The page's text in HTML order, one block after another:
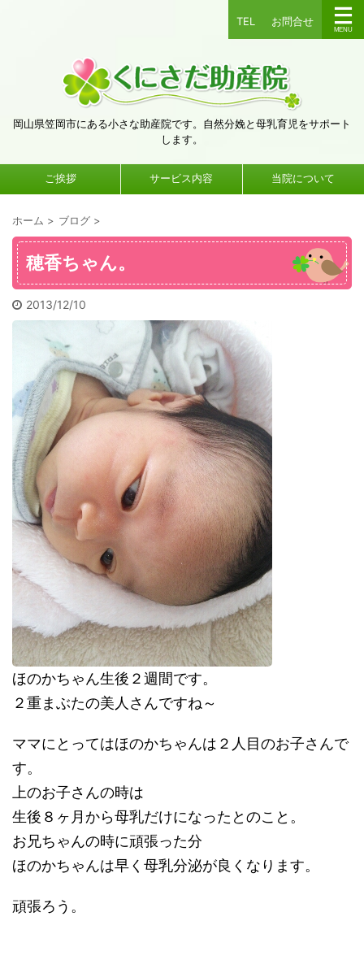
TEL お問合せ
岡山県笠岡市にある小さな助産院です。自然分娩と母乳育児をサポート
します。
ご挨拶 サービス内容 当院について
ホーム > ブログ >
穂香ちゃん。
2013/12/10
ほのかちゃん生後２週間です。
２重まぶたの美人さんですね～
ママにとってはほのかちゃんは２人目のお子さんで
す。
上のお子さんの時は
生後８ヶ月から母乳だけになったとのこと。
お兄ちゃんの時に頑張った分
ほのかちゃんは早く母乳分泌が良くなります。
頑張ろう。